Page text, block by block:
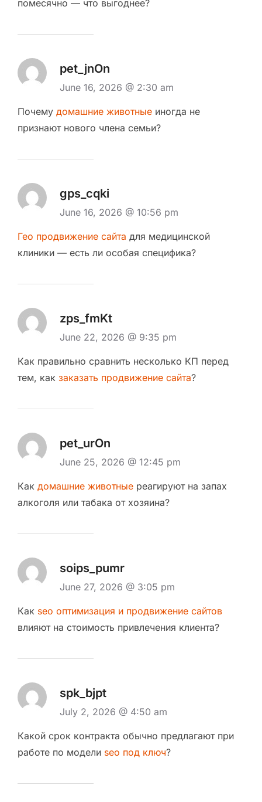
помесячно — что выгоднее?
pet_jnOn
June 16, 2026 @ 2:30 am
Почему домашние животные иногда не
признают нового члена семьи?
gps_cqki
June 16, 2026 @ 10:56 pm
Гео продвижение сайта для медицинской
клиники — есть ли особая специфика?
zps_fmKt
June 22, 2026 @ 9:35 pm
Как правильно сравнить несколько КП перед
тем, как заказать продвижение сайта?
pet_urOn
June 25, 2026 @ 12:45 pm
Как домашние животные реагируют на запах
алкоголя или табака от хозяина?
soips_pumr
June 27, 2026 @ 3:05 pm
Как seo оптимизация и продвижение сайтов
влияют на стоимость привлечения клиента?
spk_bjpt
July 2, 2026 @ 4:50 am
Какой срок контракта обычно предлагают при
работе по модели seo под ключ?